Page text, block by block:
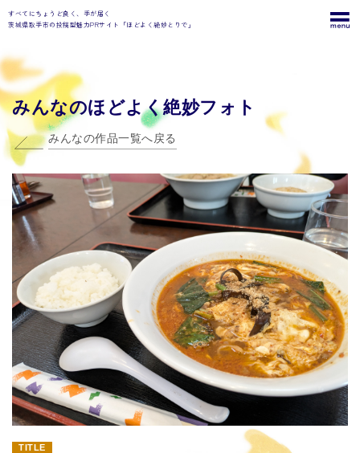
すべてにちょうど良く、手が届く
茨城県取手市の投稿型魅力PRサイト「ほどよく絶妙とりで」
みんなのほどよく絶妙フォト
みんなの作品一覧へ戻る
TITLE